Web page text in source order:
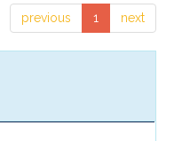
previous 1 next